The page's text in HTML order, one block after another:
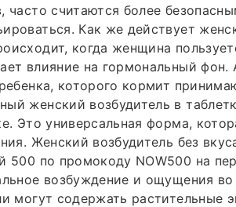
часто считаются более
Как же действует
когда женщина
влияние на гормональный
которого кормит
женский возбудитель в
Это универсальная форма,
Женский возбудитель без
500 по промокоду NOW500 на
возбуждение и ощущения
могут содержать растительные